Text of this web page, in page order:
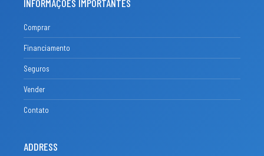
INFORMAÇÕES IMPORTANTES
Comprar
Financiamento
Seguros
Vender
Contato
ADDRESS